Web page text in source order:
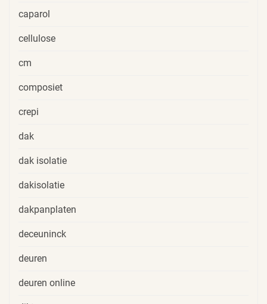
caparol
cellulose
cm
composiet
crepi
dak
dak isolatie
dakisolatie
dakpanplaten
deceuninck
deuren
deuren online